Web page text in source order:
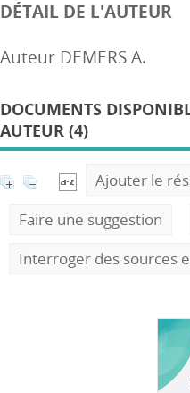
DÉTAIL DE L'AUTEUR
Auteur DEMERS A.
DOCUMENTS
AUTEUR (4)
Ajouter le
Faire une suggestion
Interroger des sources